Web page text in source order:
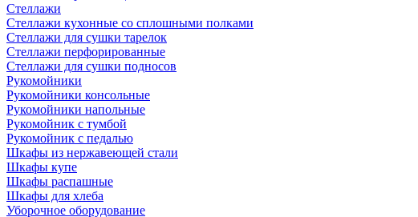
Стеллажи
Стеллажи кухонные со сплошными полками
Стеллажи для сушки тарелок
Стеллажи перфорированные
Стеллажи для сушки подносов
Рукомойники
Рукомойники консольные
Рукомойники напольные
Рукомойник с тумбой
Рукомойник с педалью
Шкафы из нержавеющей стали
Шкафы купе
Шкафы распашные
Шкафы для хлеба
Уборочное оборудование